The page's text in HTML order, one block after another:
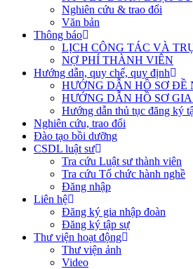
Nghiên cứu & trao đổi
Văn bản
Thông báo
LỊCH CÔNG TÁC VÀ
NỢ PHÍ THÀNH VIÊN
Hướng dẫn, quy chế, quy định
HƯỚNG DẪN HỒ SƠ ĐỀ
HƯỚNG DẪN HỒ SƠ
Hướng dẫn thủ tục đăng ký
Nghiên cứu, trao đổi
Đào tạo bồi dưỡng
CSDL luật sư
Tra cứu Luật sư thành viên
Tra cứu Tổ chức hành nghề
Đăng nhập
Liên hệ
Đăng ký gia nhập đoàn
Đăng ký tập sự
Thư viện hoạt động
Thư viện ảnh
Video